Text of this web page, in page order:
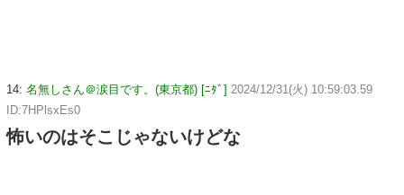
14: 名無しさん＠涙目です。(東京都) [ﾆﾀﾞ] 2024/12/31(火) 10:59:03.59
ID:7HPlsxEs0
怖いのはそこじゃないけどな